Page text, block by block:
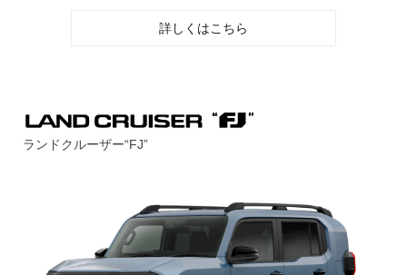
詳しくはこちら
ランドクルーザー“FJ”